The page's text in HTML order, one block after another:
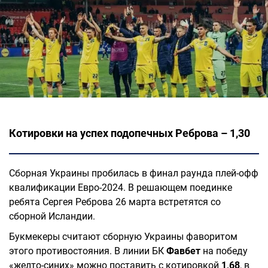
Котировки на успех подопечных Реброва – 1,30
Сборная Украины пробилась в финал раунда плей-офф
квалификации Евро-2024. В решающем поединке
ребята Сергея Реброва 26 марта встретятся со
сборной Исландии.
Букмекеры считают сборную Украины фаворитом
этого противостояния. В линии БК Фавбет на победу
«желто-синих» можно поставить с котировкой 1,68, в